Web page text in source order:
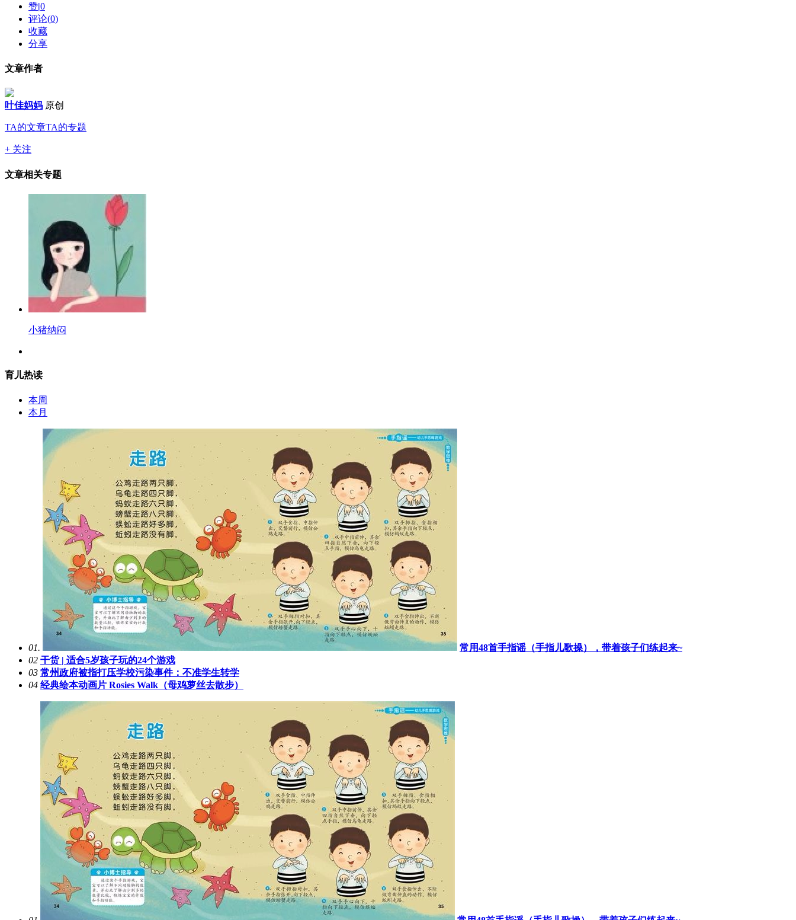
赞|0
评论(0)
收藏
分享
文章作者
叶佳妈妈 原创
TA的文章TA的专题
+ 关注
文章相关专题
小猪纳闷
育儿热读
本周
本月
01.
常用48首手指谣（手指儿歌操），带着孩子们练起来~
02 干货 | 适合5岁孩子玩的24个游戏
03 常州政府被指打压学校污染事件：不准学生转学
04 经典绘本动画片 Rosies Walk（母鸡萝丝去散步）